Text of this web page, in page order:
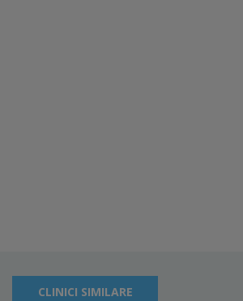
CLINICI SIMILARE